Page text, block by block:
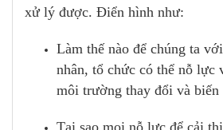
xử lý được. Điển hình như:
Làm thế nào để chúng ta
nhân, tổ chức có thể nỗ lực
môi trường thay đổi và
Tại sao mọi nỗ lực để cải